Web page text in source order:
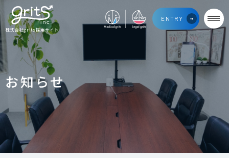
株式会社grits採用サイト
福
岡
支
店
転
に
お
知
ら
せ
Medical
grits
Legal
grits
ENTRY
お知らせ